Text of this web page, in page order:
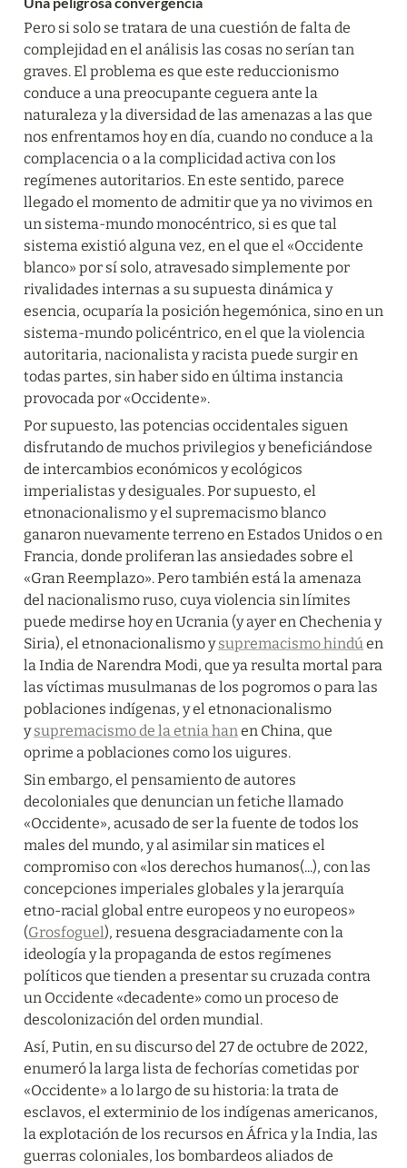
Pero si solo se tratara de una cuestión de falta de
complejidad en el análisis las cosas no serían tan
graves. El problema es que este reduccionismo
conduce a una preocupante ceguera ante la
naturaleza y la diversidad de las amenazas a las que
nos enfrentamos hoy en día, cuando no conduce a la
complacencia o a la complicidad activa con los
regímenes autoritarios. En este sentido, parece
llegado el momento de admitir que ya no vivimos en
un sistema-mundo monocéntrico, si es que tal
sistema existió alguna vez, en el que el «Occidente
blanco» por sí solo, atravesado simplemente por
rivalidades internas a su supuesta dinámica y
esencia, ocuparía la posición hegemónica, sino en un
sistema-mundo policéntrico, en el que la violencia
autoritaria, nacionalista y racista puede surgir en
todas partes, sin haber sido en última instancia
provocada por «Occidente».
Por supuesto, las potencias occidentales siguen
disfrutando de muchos privilegios y beneficiándose
de intercambios económicos y ecológicos
imperialistas y desiguales. Por supuesto, el
etnonacionalismo y el supremacismo blanco
ganaron nuevamente terreno en Estados Unidos o en
Francia, donde proliferan las ansiedades sobre el
«Gran Reemplazo». Pero también está la amenaza
del nacionalismo ruso, cuya violencia sin límites
puede medirse hoy en Ucrania (y ayer en Chechenia y
Siria), el etnonacionalismo y supremacismo hindú en
la India de Narendra Modi, que ya resulta mortal para
las víctimas musulmanas de los pogromos o para las
poblaciones indígenas, y el etnonacionalismo
y supremacismo de la etnia han en China, que
oprime a poblaciones como los uigures.
Sin embargo, el pensamiento de autores
decoloniales que denuncian un fetiche llamado
«Occidente», acusado de ser la fuente de todos los
males del mundo, y al asimilar sin matices el
compromiso con «los derechos humanos(...), con las
concepciones imperiales globales y la jerarquía
etno-racial global entre europeos y no europeos»
(Grosfoguel), resuena desgraciadamente con la
ideología y la propaganda de estos regímenes
políticos que tienden a presentar su cruzada contra
un Occidente «decadente» como un proceso de
descolonización del orden mundial.
Así, Putin, en su discurso del 27 de octubre de 2022,
enumeró la larga lista de fechorías cometidas por
«Occidente» a lo largo de su historia: la trata de
esclavos, el exterminio de los indígenas americanos,
la explotación de los recursos en África y la India, las
guerras coloniales, los bombardeos aliados de